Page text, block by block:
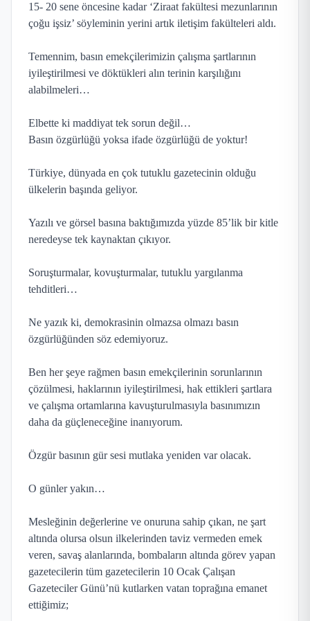
15- 20 sene öncesine kadar ‘Ziraat fakültesi mezunlarının
çoğu işsiz’ söyleminin yerini artık iletişim fakülteleri aldı.
Temennim, basın emekçilerimizin çalışma şartlarının
iyileştirilmesi ve döktükleri alın terinin karşılığını
alabilmeleri…
Elbette ki maddiyat tek sorun değil…
Basın özgürlüğü yoksa ifade özgürlüğü de yoktur!
Türkiye, dünyada en çok tutuklu gazetecinin olduğu
ülkelerin başında geliyor.
Yazılı ve görsel basına baktığımızda yüzde 85’lik bir kitle
neredeyse tek kaynaktan çıkıyor.
Soruşturmalar, kovuşturmalar, tutuklu yargılanma
tehditleri…
Ne yazık ki, demokrasinin olmazsa olmazı basın
özgürlüğünden söz edemiyoruz.
Ben her şeye rağmen basın emekçilerinin sorunlarının
çözülmesi, haklarının iyileştirilmesi, hak ettikleri şartlara
ve çalışma ortamlarına kavuşturulmasıyla basınımızın
daha da güçleneceğine inanıyorum.
Özgür basının gür sesi mutlaka yeniden var olacak.
O günler yakın…
Mesleğinin değerlerine ve onuruna sahip çıkan, ne şart
altında olursa olsun ilkelerinden taviz vermeden emek
veren, savaş alanlarında, bombaların altında görev yapan
gazetecilerin tüm gazetecilerin 10 Ocak Çalışan
Gazeteciler Günü’nü kutlarken vatan toprağına emanet
ettiğimiz;